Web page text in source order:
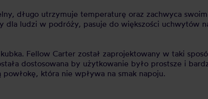
długo utrzymuje temperaturę oraz zachwyca
ludzi w podróży, pasuje do większości uchwytów
Fellow Carter został zaprojektowany w taki
dostosowana by użytkowanie było prostsze i
która nie wpływa na smak napoju.